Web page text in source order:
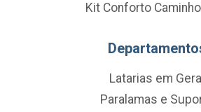
Kit Conforto
Latarias em Geral
Paralamas e